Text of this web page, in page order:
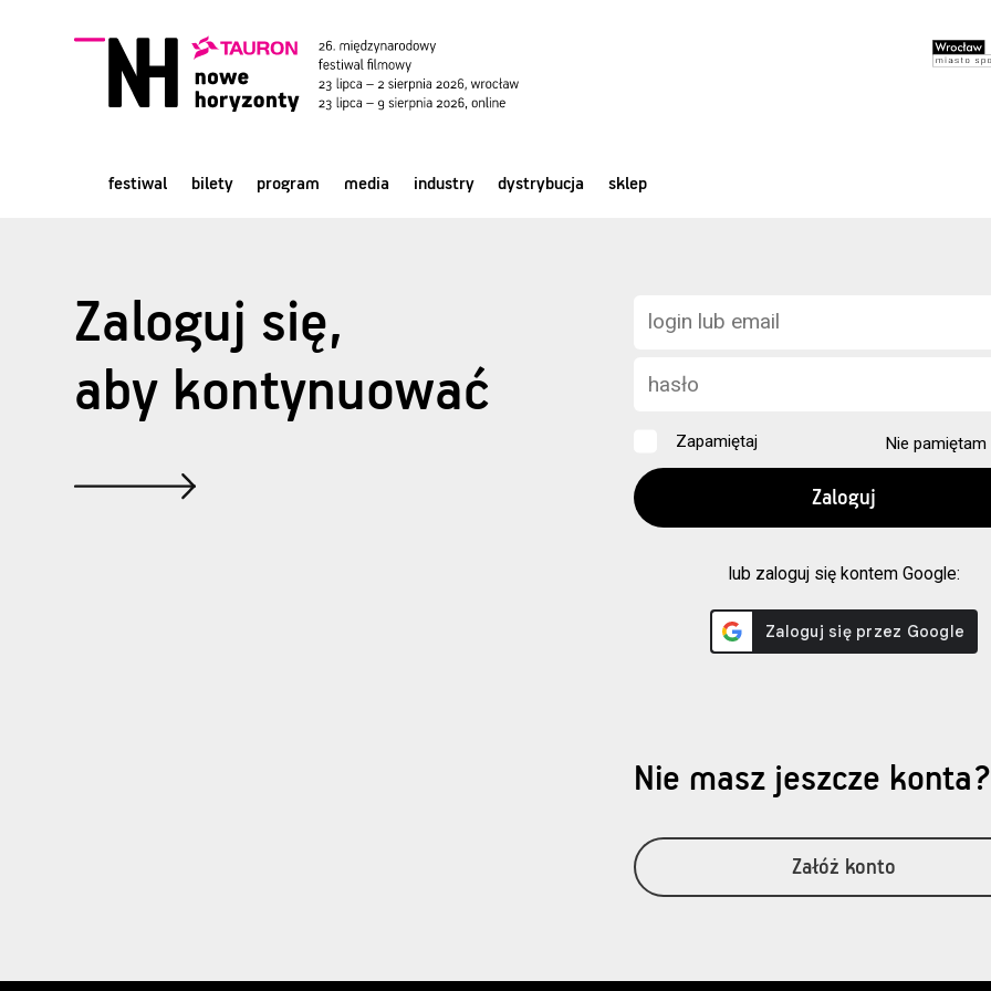
festiwal bilety program media industry dystrybucja sklep
Zaloguj się,
aby kontynuować
Zapamiętaj Nie pamiętam
lub zaloguj się kontem Google:
Nie masz jeszcze konta?
Załóż konto